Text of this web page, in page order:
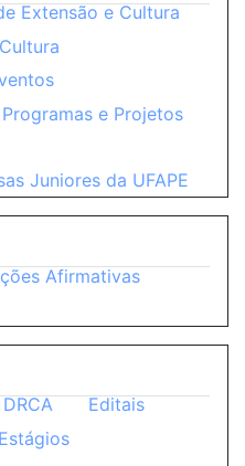
Extensão e Cultura
Programas e Projetos
Juniores da UFAPE
Afirmativas
DRCA
Editais
Estágios